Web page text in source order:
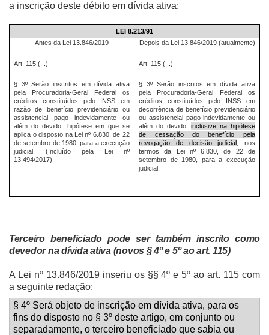
a inscrição deste débito em dívida ativa:
LEI 8.213/91
Antes da Lei 13.846/2019
Depois da Lei 13.846/2019 (atualmente)
Art. 115 (...)
§ 3º Serão inscritos em dívida ativa
pela Procuradoria-Geral Federal os
créditos constituídos pelo INSS em
razão de benefício previdenciário ou
assistencial pago indevidamente ou
além do devido, hipótese em que se
aplica o disposto na Lei nº 6.830, de 22
de setembro de 1980, para a execução
judicial. (Incluído pela Lei nº
13.494/2017)
Art. 115 (...)
§ 3º Serão inscritos em dívida ativa
pela Procuradoria-Geral Federal os
créditos constituídos pelo INSS em
decorrência de benefício previdenciário
ou assistencial pago indevidamente ou
além do devido,inclusive na hipótese
de cessação do benefício pela
revogação de decisão judicial
, nos
termos da Lei nº 6.830, de 22 de
setembro de 1980, para a execução
judicial.
Terceiro beneficiado pode ser também inscrito como
devedor na dívida ativa (novos § 4º e 5º ao art. 115)
A Lei nº 13.846/2019 inseriu os §§ 4º e 5º ao art. 115 com
a seguinte redação:
§ 4º Será objeto de inscrição em dívida ativa, para os
fins do disposto no § 3º deste artigo, em conjunto ou
separadamente, o terceiro beneficiado que sabia ou